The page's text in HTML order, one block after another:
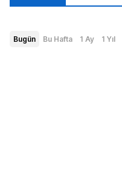
Bugün Bu Hafta 1 Ay 1 Yıl